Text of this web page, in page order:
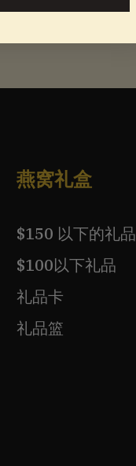
燕窝礼盒
$150 以下的礼品
$100以下礼品
礼品卡
礼品篮